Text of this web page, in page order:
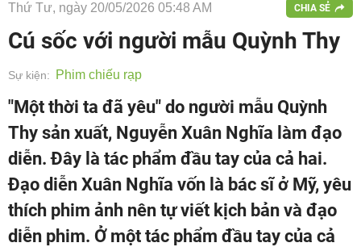
Thứ Tư, ngày 20/05/2026 05:48 AM CHIA SẺ
Cú sốc với người mẫu Quỳnh Thy
Sự kiện: Phim chiếu rạp
"Một thời ta đã yêu" do người mẫu Quỳnh
Thy sản xuất, Nguyễn Xuân Nghĩa làm đạo
diễn. Đây là tác phẩm đầu tay của cả hai.
Đạo diễn Xuân Nghĩa vốn là bác sĩ ở Mỹ, yêu
thích phim ảnh nên tự viết kịch bản và đạo
diễn phim. Ở một tác phẩm đầu tay của cả